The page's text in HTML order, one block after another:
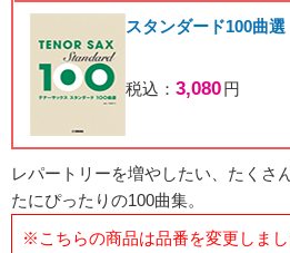
スタンダード100曲選
税込： 3,080円
レパートリーを増やしたい、たくさ
たにぴったりの100曲集。
※こちらの商品は品番を変更しまし